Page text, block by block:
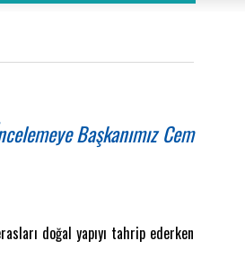
Başkanımız Cem
doğal yapıyı tahrip ederken